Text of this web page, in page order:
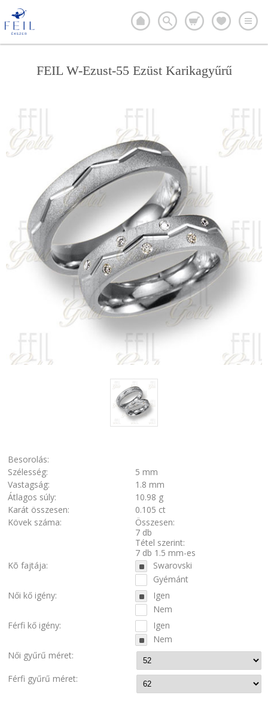
FEIL W-Ezust-55 Ezüst Karikagyűrű
Besorolás:
Szélesség:
5 mm
Vastagság:
1.8 mm
Átlagos súly:
10.98 g
Karát összesen:
0.105 ct
Kövek száma:
Összesen:
7 db
Tétel szerint:
7 db 1.5 mm-es
Kõ fajtája:
Swarovski
Gyémánt
Női kő igény:
Igen
Nem
Férfi kő igény:
Igen
Nem
Női gyűrű méret:
Férfi gyűrű méret: